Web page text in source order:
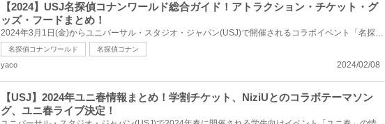
【2024】USJ名探偵コナンワールド総合ガイド！アトラクション・チケット・グ
ッズ・フードまとめ！
2024年3月1日(金)からユニバーサル・スタジオ・ジャパン(USJ)で開催されるコラボイベント「名探偵コナン...
名探偵コナンワールド 名探偵コナン
2024/02/08
yaco
【USJ】2024年ユニ春情報まとめ！学割チケット、NiziUとのコラボテーマソン
グ、ユニ春ライブ決定！